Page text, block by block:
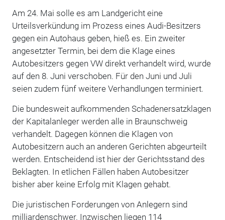
Am 24. Mai solle es am Landgericht eine
Urteilsverkündung im Prozess eines Audi-Besitzers
gegen ein Autohaus geben, hieß es. Ein zweiter
angesetzter Termin, bei dem die Klage eines
Autobesitzers gegen VW direkt verhandelt wird, wurde
auf den 8. Juni verschoben. Für den Juni und Juli
seien zudem fünf weitere Verhandlungen terminiert.
Die bundesweit aufkommenden Schadenersatzklagen
der Kapitalanleger werden alle in Braunschweig
verhandelt. Dagegen können die Klagen von
Autobesitzern auch an anderen Gerichten abgeurteilt
werden. Entscheidend ist hier der Gerichtsstand des
Beklagten. In etlichen Fällen haben Autobesitzer
bisher aber keine Erfolg mit Klagen gehabt.
Die juristischen Forderungen von Anlegern sind
milliardenschwer. Inzwischen liegen 114